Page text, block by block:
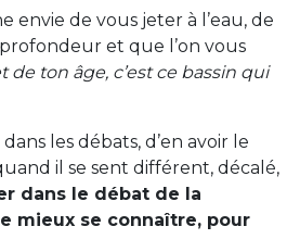
envie de vous jeter à l’eau, de
et que l’on vous
ton âge, c’est ce bassin qui
les débats, d’en avoir le
il se sent différent, décalé,
dans le débat de la
mieux se connaître, pour